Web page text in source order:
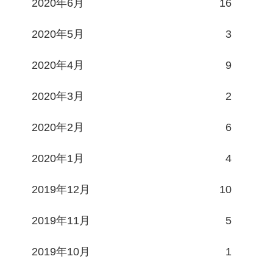
2020年6月 16
2020年5月 3
2020年4月 9
2020年3月 2
2020年2月 6
2020年1月 4
2019年12月 10
2019年11月 5
2019年10月 1